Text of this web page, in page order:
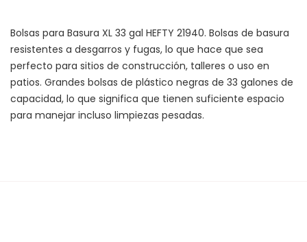
Bolsas para Basura XL 33 gal HEFTY 21940. Bolsas de basura
resistentes a desgarros y fugas, lo que hace que sea
perfecto para sitios de construcción, talleres o uso en
patios. Grandes bolsas de plástico negras de 33 galones de
capacidad, lo que significa que tienen suficiente espacio
para manejar incluso limpiezas pesadas.